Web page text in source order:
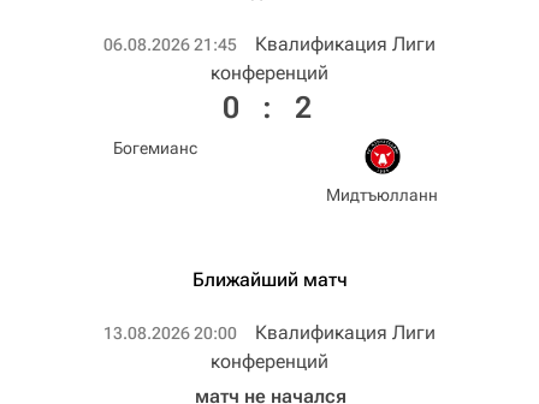
06.08.2026 21:45
Квалификация Лиги
конференций
Богемианс
0 : 2
Мидтъюлланн
Ближайший матч
13.08.2026 20:00
Квалификация Лиги
конференций
матч не начался